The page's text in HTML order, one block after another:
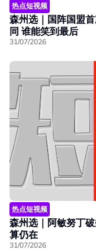
热点短视频
森州选｜国阵国盟
同 谁能笑到最后
31/07/2026
热点短视频
森州选｜阿敏努丁
算仍在
31/07/2026